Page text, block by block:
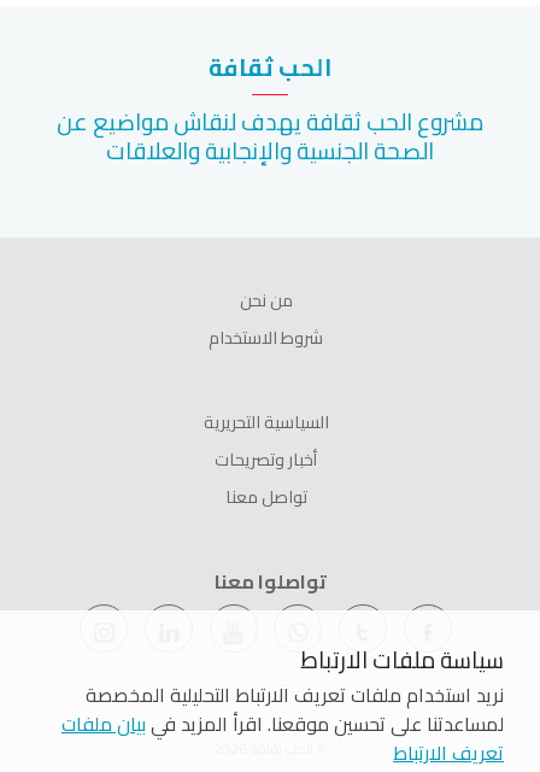
سياسة ملفات الارتباط
نريد استخدام ملفات تعريف الارتباط التحليلية المخصصة
لمساعدتنا على تحسين موقعنا. اقرأ المزيد فيبيان ملفات
تعريف الارتباط
الحب ثقافة
مشروع الحب ثقافة يهدف لنقاش مواضيع عن
الصحة الجنسية والإنجابية والعلاقات
من نحن
شروط الاستخدام
السياسية التحريرية
أخبار وتصريحات
تواصل معنا
تواصلوا معنا